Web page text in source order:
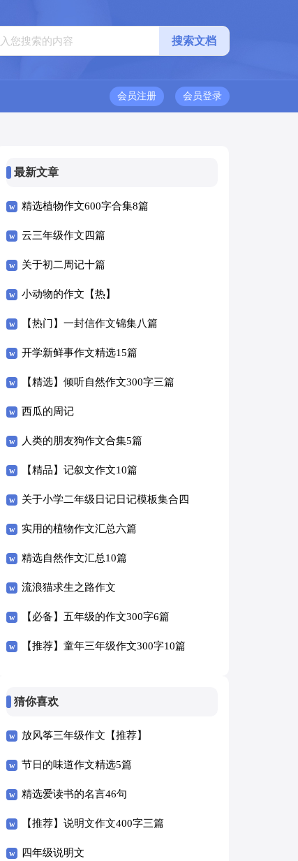
会员登录
会员注册
最新文章
精选植物作文600字合集8篇
云三年级作文四篇
关于初二周记十篇
小动物的作文【热】
【热门】一封信作文锦集八篇
开学新鲜事作文精选15篇
【精选】倾听自然作文300字三篇
西瓜的周记
人类的朋友狗作文合集5篇
【精品】记叙文作文10篇
关于小学二年级日记日记模板集合四
篇
实用的植物作文汇总六篇
精选自然作文汇总10篇
流浪猫求生之路作文
【必备】五年级的作文300字6篇
【推荐】童年三年级作文300字10篇
猜你喜欢
放风筝三年级作文【推荐】
节日的味道作文精选5篇
精选爱读书的名言46句
【推荐】说明文作文400字三篇
四年级说明文